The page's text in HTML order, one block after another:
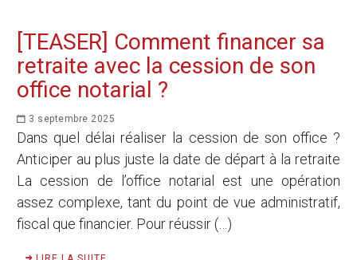
[TEASER] Comment financer sa
retraite avec la cession de son
office notarial ?
3 septembre 2025
Dans quel délai réaliser la cession de son office ?
Anticiper au plus juste la date de départ à la retraite
La cession de l’office notarial est une opération
assez complexe, tant du point de vue administratif,
fiscal que financier. Pour réussir (…)